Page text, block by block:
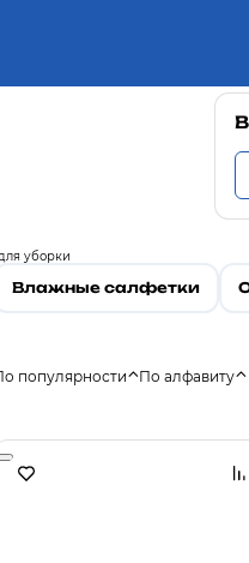
уборки
Влажные салфетки
популярности По алфавиту